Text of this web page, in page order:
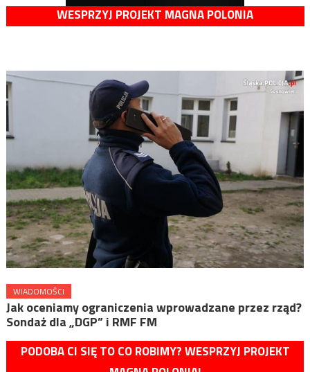
WESPRZYJ PROJEKT MAGNA POLONIA
WIADOMOŚCI
Jak oceniamy ograniczenia wprowadzane przez rząd?
Sondaż dla „DGP” i RMF FM
PODOBA CI SIĘ TO CO ROBIMY? WESPRZYJ PROJEKT